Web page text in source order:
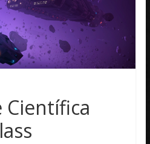
Científica